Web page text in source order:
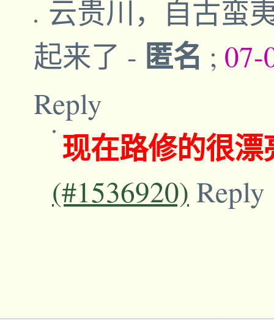
云贵川，自古蛮
起来了 - 匿名 ; 07-
Reply
现在路修的很漂
(#1536920) Reply